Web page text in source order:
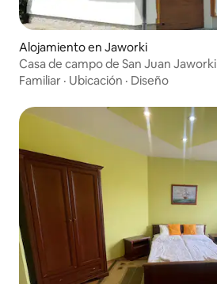
Alojamiento en Jaworki
Casa de campo de San Juan Jaworki
Familiar · Ubicación · Diseño